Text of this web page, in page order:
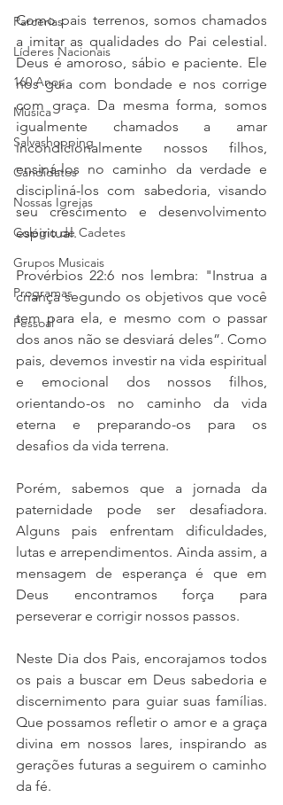
Parcerias
Líderes Nacionais
160 Anos
Música
Salvashopping
Candidatos
Nossas Igrejas
Colégio de Cadetes
Grupos Musicais
Programas
Pessoal
Como pais terrenos, somos chamados
a imitar as qualidades do Pai celestial.
Deus é amoroso, sábio e paciente. Ele
nos guia com bondade e nos corrige
com graça. Da mesma forma, somos
igualmente chamados a amar
incondicionalmente nossos filhos,
ensiná-los no caminho da verdade e
discipliná-los com sabedoria, visando
seu crescimento e desenvolvimento
espiritual.
Provérbios 22:6 nos lembra: "Instrua a
criança segundo os objetivos que você
tem para ela, e mesmo com o passar
dos anos não se desviará deles”. Como
pais, devemos investir na vida espiritual
e emocional dos nossos filhos,
orientando-os no caminho da vida
eterna e preparando-os para os
desafios da vida terrena.
Porém, sabemos que a jornada da
paternidade pode ser desafiadora.
Alguns pais enfrentam dificuldades,
lutas e arrependimentos. Ainda assim, a
mensagem de esperança é que em
Deus encontramos força para
perseverar e corrigir nossos passos.
Neste Dia dos Pais, encorajamos todos
os pais a buscar em Deus sabedoria e
discernimento para guiar suas famílias.
Que possamos refletir o amor e a graça
divina em nossos lares, inspirando as
gerações futuras a seguirem o caminho
da fé.